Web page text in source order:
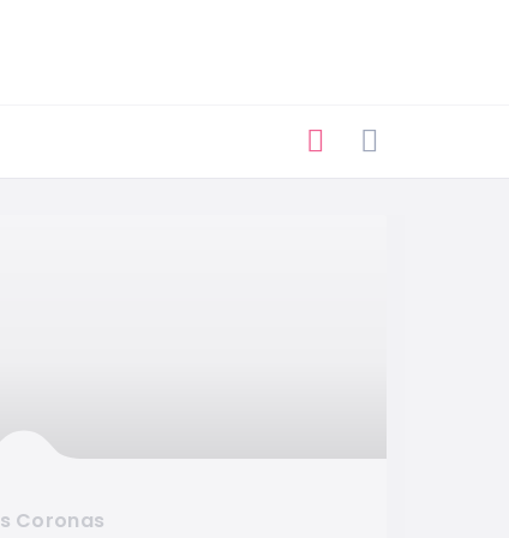
Coronas